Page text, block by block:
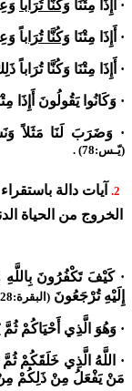
· أَإِذَا مِتْنَا وَكُنَّا تُرَاباً
· أَإِذَا مِتْنَا وَكُنَّا تُرَاباً
· أَإِذَا مِتْنَا وَكُنَّا
· وَكَانُوا يَقُولُونَ أَإِذَا
· وَضَرَبَ لَنَا مَثَلاً
(يّـس:78) .
2.
آيات دالة
الخروج من الحياة
·كَيْفَ تَكْفُرُونَ بِاللَّهِ
إِلَيْهِ تُرْجَعُونَ (البقرة:28) .
· وَهُوَ الَّذِي أَحْيَاكُمْ ثُمَّ
·
اللَّهُ الَّذِي خَلَقَكُمْ
مَنْ يَفْعَلُ مِنْ ذَلِكُمْ